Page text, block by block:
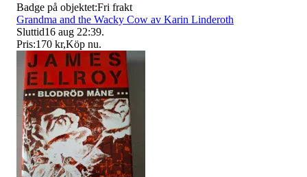
Badge på objektet:Fri frakt
Grandma and the Wacky Cow av Karin Linderoth
Sluttid16 aug 22:39.
Pris:170 kr,Köp nu.